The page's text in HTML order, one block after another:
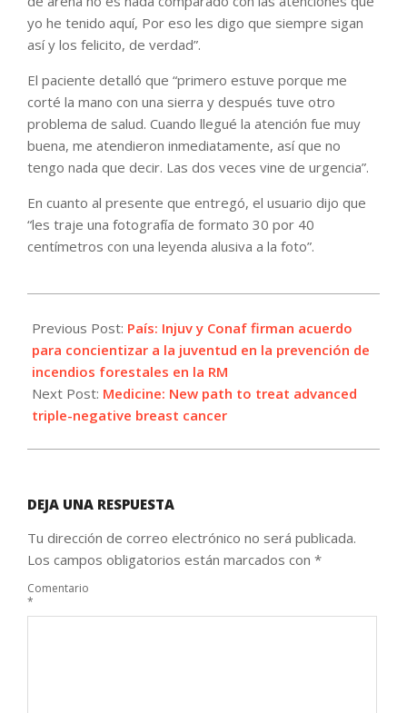
yo he tenido aquí, Por eso les digo que siempre sigan
así y los felicito, de verdad”.
El paciente detalló que “primero estuve porque me
corté la mano con una sierra y después tuve otro
problema de salud. Cuando llegué la atención fue muy
buena, me atendieron inmediatamente, así que no
tengo nada que decir. Las dos veces vine de urgencia”.
En cuanto al presente que entregó, el usuario dijo que
“les traje una fotografía de formato 30 por 40
centímetros con una leyenda alusiva a la foto”.
02-
02
Previous Post: País: Injuv y Conaf firman acuerdo
para concientizar a la juventud en la prevención de
incendios forestales en la RM
Next Post: Medicine: New path to treat advanced
triple-negative breast cancer
DEJA UNA RESPUESTA
Tu dirección de correo electrónico no será publicada.
Los campos obligatorios están marcados con *
Comentario
*